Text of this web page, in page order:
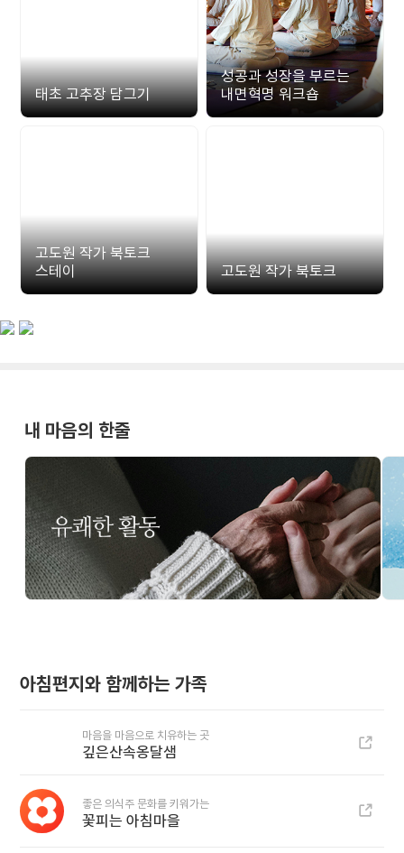
태초 고추장 담그기
성공과 성장을 부르는
내면혁명 워크숍
고도원 작가 북토크
스테이
고도원 작가 북토크
내 마음의 한줄
아침편지와 함께하는 가족
마음을 마음으로 치유하는 곳
깊은산속옹달샘
좋은 의식주 문화를 키워가는
꽃피는 아침마을